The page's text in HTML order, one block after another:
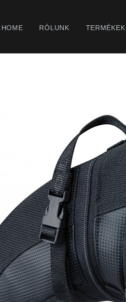
HOME RÓLUNK TERMÉKEK